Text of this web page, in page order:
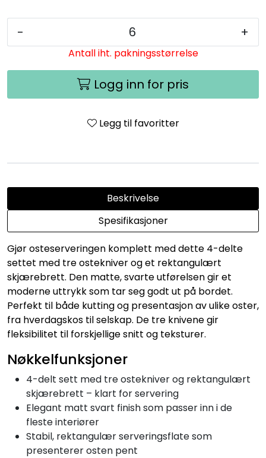
- +
Antall iht. pakningsstørrelse
Logg inn for pris
Legg til favoritter
Beskrivelse
Spesifikasjoner
Gjør osteserveringen komplett med dette 4-delte
settet med tre ostekniver og et rektangulært
skjærebrett. Den matte, svarte utførelsen gir et
moderne uttrykk som tar seg godt ut på bordet.
Perfekt til både kutting og presentasjon av ulike oster,
fra hverdagskos til selskap. De tre knivene gir
fleksibilitet til forskjellige snitt og teksturer.
Nøkkelfunksjoner
4-delt sett med tre ostekniver og rektangulært
skjærebrett – klart for servering
Elegant matt svart finish som passer inn i de
fleste interiører
Stabil, rektangulær serveringsflate som
presenterer osten pent